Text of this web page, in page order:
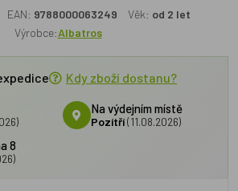
EAN: 9788000063249 Věk: od 2 let
Výrobce:Albatros
Kdy zboží dostanu?
Na výdejním místě
Pozítří (11.08.2026)
8